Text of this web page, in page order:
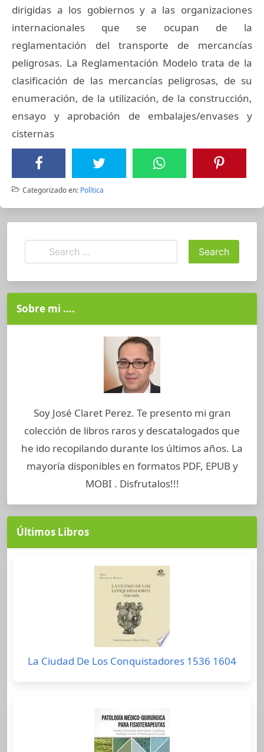
dirigidas a los gobiernos y a las organizaciones
internacionales que se ocupan de la
reglamentación del transporte de mercancías
peligrosas. La Reglamentación Modelo trata de la
clasificación de las mercancías peligrosas, de su
enumeración, de la utilización, de la construcción,
ensayo y aprobación de embalajes/envases y
cisternas
Categorizado en: Política
Sobre mi ….
Soy José Claret Perez. Te presento mi gran
colección de libros raros y descatalogados que
he ido recopilando durante los últimos años. La
mayoría disponibles en formatos PDF, EPUB y
MOBI . Disfrutalos!!!
Últimos Libros
La Ciudad De Los Conquistadores 1536 1604